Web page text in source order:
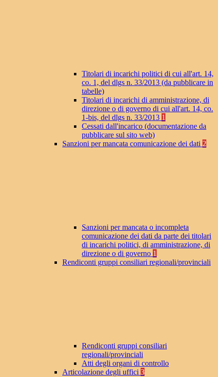
Titolari di incarichi politici di cui all'art. 14,
co. 1, del dlgs n. 33/2013 (da pubblicare in
tabelle)
Titolari di incarichi di amministrazione, di
direzione o di governo di cui all'art. 14, co.
1-bis, del dlgs n. 33/2013 1
Cessati dall'incarico (documentazione da
pubblicare sul sito web)
Sanzioni per mancata comunicazione dei dati 2
Sanzioni per mancata o incompleta
comunicazione dei dati da parte dei titolari
di incarichi politici, di amministrazione, di
direzione o di governo 1
Rendiconti gruppi consiliari regionali/provinciali
Rendiconti gruppi consiliari
regionali/provinciali
Atti degli organi di controllo
Articolazione degli uffici 3